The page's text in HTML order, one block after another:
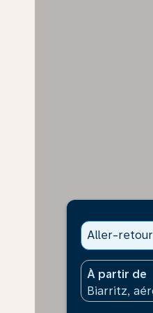
Aller-retour
À partir de